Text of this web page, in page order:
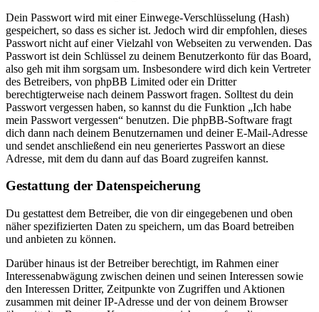
Dein Passwort wird mit einer Einwege-Verschlüsselung (Hash)
gespeichert, so dass es sicher ist. Jedoch wird dir empfohlen, dieses
Passwort nicht auf einer Vielzahl von Webseiten zu verwenden. Das
Passwort ist dein Schlüssel zu deinem Benutzerkonto für das Board,
also geh mit ihm sorgsam um. Insbesondere wird dich kein Vertreter
des Betreibers, von phpBB Limited oder ein Dritter
berechtigterweise nach deinem Passwort fragen. Solltest du dein
Passwort vergessen haben, so kannst du die Funktion „Ich habe
mein Passwort vergessen“ benutzen. Die phpBB-Software fragt
dich dann nach deinem Benutzernamen und deiner E-Mail-Adresse
und sendet anschließend ein neu generiertes Passwort an diese
Adresse, mit dem du dann auf das Board zugreifen kannst.
Gestattung der Datenspeicherung
Du gestattest dem Betreiber, die von dir eingegebenen und oben
näher spezifizierten Daten zu speichern, um das Board betreiben
und anbieten zu können.
Darüber hinaus ist der Betreiber berechtigt, im Rahmen einer
Interessenabwägung zwischen deinen und seinen Interessen sowie
den Interessen Dritter, Zeitpunkte von Zugriffen und Aktionen
zusammen mit deiner IP-Adresse und der von deinem Browser